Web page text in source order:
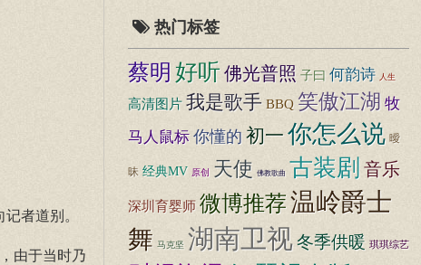
者道别。
由于当时乃
热门标签
蔡明 好听佛光普照 子曰 何韵诗 人生
高清图片 我是歌手 BBQ 笑傲江湖 牧
马人鼠标 你懂的 初一你怎么说 曖
昧 经典MV 原创 天使 佛教歌曲 古装剧 音乐
深圳育婴师 微博推荐温岭爵士
舞 马克坚 湖南卫视冬季供暖 琪琪综艺